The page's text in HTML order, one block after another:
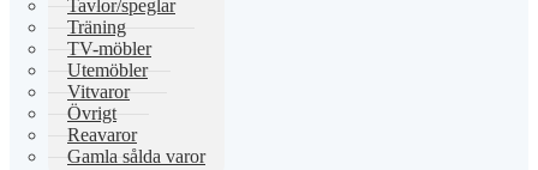
Tavlor/speglar
Träning
TV-möbler
Utemöbler
Vitvaror
Övrigt
Reavaror
Gamla sålda varor